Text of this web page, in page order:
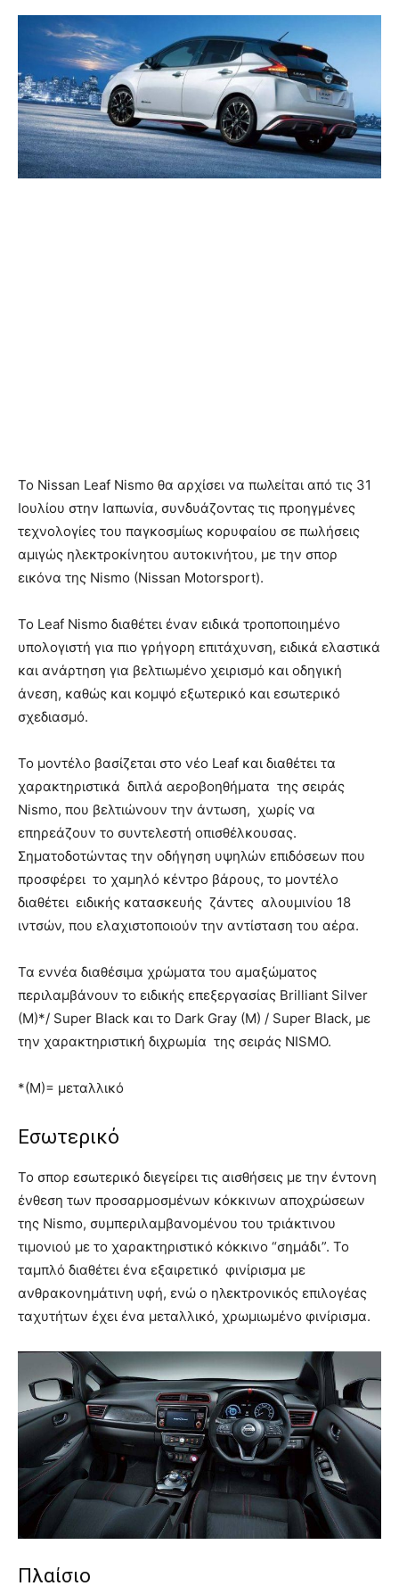
Το Nissan Leaf Nismo θα αρχίσει να πωλείται από τις 31
Ιουλίου στην Ιαπωνία, συνδυάζοντας τις προηγμένες
τεχνολογίες του παγκοσμίως κορυφαίου σε πωλήσεις
αμιγώς ηλεκτροκίνητου αυτοκινήτου, με την σπορ
εικόνα της Nismo (Nissan Motorsport).
Το Leaf Nismo διαθέτει έναν ειδικά τροποποιημένο
υπολογιστή για πιο γρήγορη επιτάχυνση, ειδικά ελαστικά
και ανάρτηση για βελτιωμένο χειρισμό και οδηγική
άνεση, καθώς και κομψό εξωτερικό και εσωτερικό
σχεδιασμό.
Το μοντέλο βασίζεται στο νέο Leaf και διαθέτει τα
χαρακτηριστικά διπλά αεροβοηθήματα της σειράς
Nismo, που βελτιώνουν την άντωση, χωρίς να
επηρεάζουν το συντελεστή οπισθέλκουσας.
Σηματοδοτώντας την οδήγηση υψηλών επιδόσεων που
προσφέρει το χαμηλό κέντρο βάρους, το μοντέλο
διαθέτει ειδικής κατασκευής ζάντες αλουμινίου 18
ιντσών, που ελαχιστοποιούν την αντίσταση του αέρα.
Τα εννέα διαθέσιμα χρώματα του αμαξώματος
περιλαμβάνουν το ειδικής επεξεργασίας Brilliant Silver
(M)*/ Super Black και το Dark Gray (M) / Super Black, με
την χαρακτηριστική διχρωμία της σειράς NISMO.
*(Μ)= μεταλλικό
Εσωτερικό
Το σπορ εσωτερικό διεγείρει τις αισθήσεις με την έντονη
ένθεση των προσαρμοσμένων κόκκινων αποχρώσεων
της Nismo, συμπεριλαμβανομένου του τριάκτινου
τιμονιού με το χαρακτηριστικό κόκκινο “σημάδι”. Το
ταμπλό διαθέτει ένα εξαιρετικό φινίρισμα με
ανθρακονημάτινη υφή, ενώ ο ηλεκτρονικός επιλογέας
ταχυτήτων έχει ένα μεταλλικό, χρωμιωμένο φινίρισμα.
Πλαίσιο